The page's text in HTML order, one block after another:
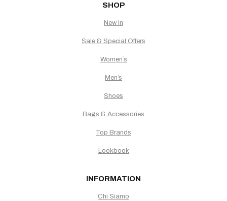
SHOP
New In
Sale & Special Offers
Women`s
Men`s
Shoes
Bags & Accessories
Top Brands
Lookbook
INFORMATION
Chi Siamo